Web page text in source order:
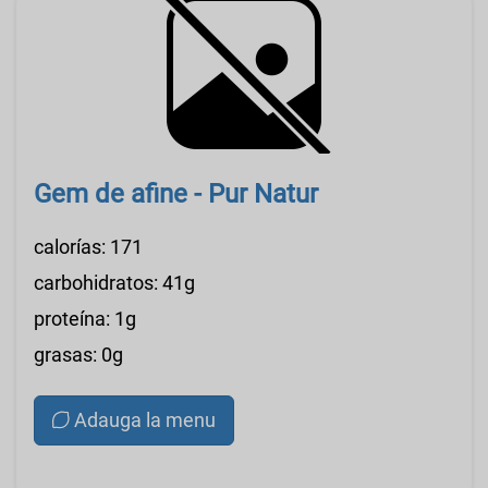
Gem de afine - Pur Natur
calorías: 171
carbohidratos: 41g
proteína: 1g
grasas: 0g
Adauga la menu